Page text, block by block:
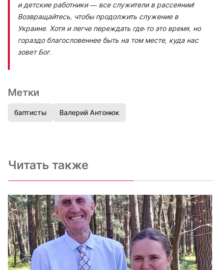
и детские работники— все служители в рассеянии!
Возвращайтесь, чтобы продолжить служение в
Украине. Хотя и легче переждать где-то это время, но
гораздо благословеннее быть на том месте, куда нас
зовет Бог.
Метки
баптисты Валерий Антонюк
Читать также